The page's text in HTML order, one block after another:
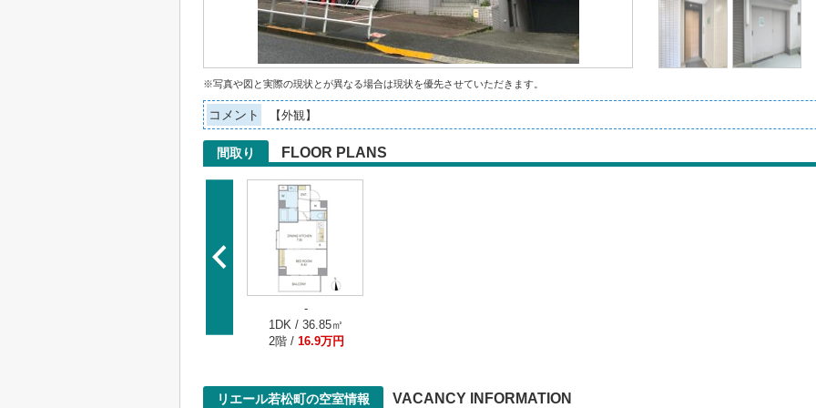
※写真や図と実際の現状とが異なる場合は現状を優先させていただきます。
コメント 【外観】
間取り FLOOR PLANS
-
1DK / 36.85㎡
2階 / 16.9万円
リエール若松町の空室情報 VACANCY INFORMATION